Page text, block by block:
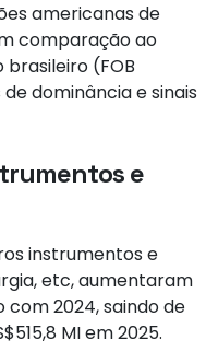
americanas de
comparação ao
(FOB
dominância e sinais
e
instrumentos e
etc, aumentaram
com 2024, saindo de
MI em 2025.